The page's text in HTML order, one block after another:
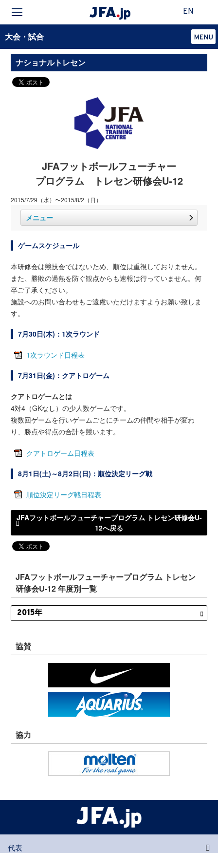
EN
大会・試合
ナショナルトレセン
JFAフットボールフューチャー
プログラム トレセン研修会U-12
2015/7/29（水）〜2015/8/2（日）
メニュー
ゲームスケジュール
本研修会は競技会ではないため、順位は重視しておりません。
また、勝敗の過熱を防ぐ観点からも速報は行っていません。何
卒ご了承ください。
施設へのお問い合わせもご遠慮いただけますようお願い致しま
す。
7月30日(木)：1次ラウンド
1次ラウンド日程表
7月31日(金)：クアトロゲーム
クアトロゲームとは
4対4（GKなし）の少人数ゲームです。
複数回ゲームを行いゲームごとにチームの仲間や相手が変わ
り、勝点や得点の合計を競います。
クアトロゲーム日程表
8月1日(土)～8月2日(日)：順位決定リーグ戦
順位決定リーグ戦日程表
JFAフットボールフューチャープログラム トレセン研修会U-
12へ戻る
JFAフットボールフューチャープログラム トレセン
研修会U-12 年度別一覧
協賛
協力
代表